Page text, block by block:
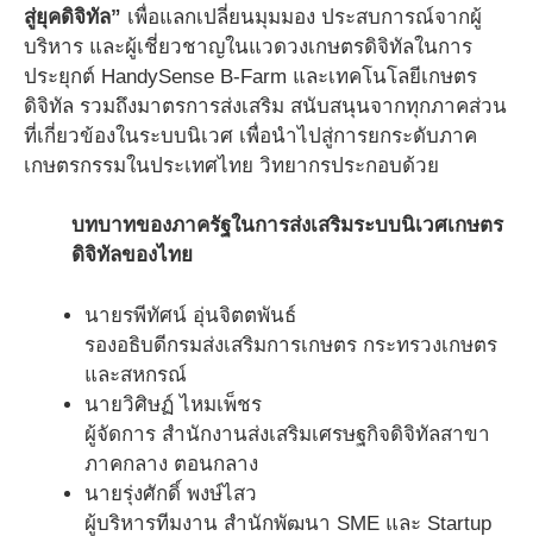
สู่ยุคดิจิทัล” เพื่อแลกเปลี่ยนมุมมอง ประสบการณ์จากผู้
บริหาร และผู้เชี่ยวชาญในแวดวงเกษตรดิจิทัลในการ
ประยุกต์ HandySense B-Farm และเทคโนโลยีเกษตร
ดิจิทัล รวมถึงมาตรการส่งเสริม สนับสนุนจากทุกภาคส่วน
ที่เกี่ยวข้องในระบบนิเวศ เพื่อนำไปสู่การยกระดับภาค
เกษตรกรรมในประเทศไทย วิทยากรประกอบด้วย
บทบาทของภาครัฐในการส่งเสริมระบบนิเวศเกษตร
ดิจิทัลของไทย
นายรพีทัศน์ อุ่นจิตตพันธ์
รองอธิบดีกรมส่งเสริมการเกษตร กระทรวงเกษตร
และสหกรณ์
นายวิศิษฏ์ ไหมเพ็ชร
ผู้จัดการ สำนักงานส่งเสริมเศรษฐกิจดิจิทัลสาขา
ภาคกลาง ตอนกลาง
นายรุ่งศักดิ์ พงษ์ไสว
ผู้บริหารทีมงาน สำนักพัฒนา SME และ Startup